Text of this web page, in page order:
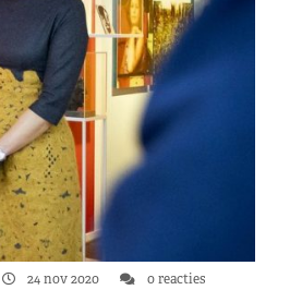
24 nov 2020 0 reacties